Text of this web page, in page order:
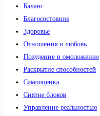
Баланс
Благосостояние
Здоровье
Отношения и любовь
Похудение и омоложение
Раскрытие способностей
Самооценка
Снятие блоков
Управление реальностью